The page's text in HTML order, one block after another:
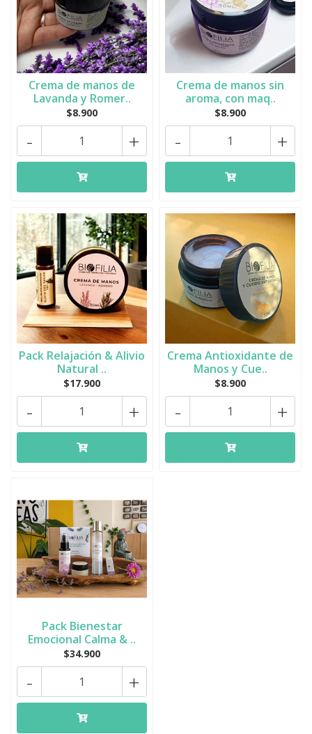
Crema de manos de
Lavanda y Romer..
$8.900
+
-
Crema de manos sin
aroma, con maq..
$8.900
+
-
Pack Relajación & Alivio
Natural ..
$17.900
+
-
Crema Antioxidante de
Manos y Cue..
$8.900
+
-
Pack Bienestar
Emocional Calma & ..
$34.900
+
-